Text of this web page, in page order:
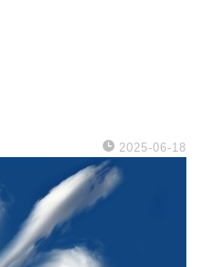
2025-06-18